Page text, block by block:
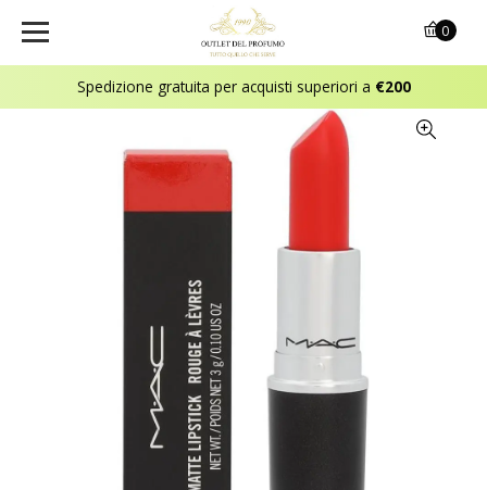
Spedizione gratuita per acquisti superiori a €200
0